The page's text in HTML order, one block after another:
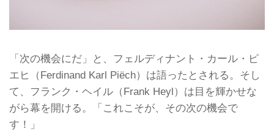
「次の機会にだ」と、フェルディナント・カール・ピ
エヒ（Ferdinand Karl Piëch）は語ったとされる。そし
て、フランク・ヘイル（Frank Heyl）は目を輝かせな
がら幕を開ける。「これこそが、その次の機会で
す！」